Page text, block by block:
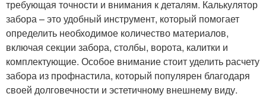
требующая точности и внимания к деталям. Калькулятор
забора – это удобный инструмент, который помогает
определить необходимое количество материалов,
включая секции забора, столбы, ворота, калитки и
комплектующие. Особое внимание стоит уделить расчету
забора из профнастила, который популярен благодаря
своей долговечности и эстетичному внешнему виду.